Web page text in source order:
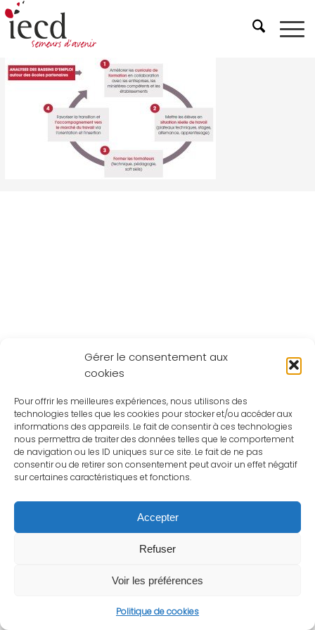
Gérer le consentement aux
cookies
Pour offrir les meilleures expériences, nous utilisons des
technologies telles que les cookies pour stocker et/ou accéder aux
informations des appareils. Le fait de consentir à ces technologies
nous permettra de traiter des données telles que le comportement
de navigation ou les ID uniques sur ce site. Le fait de ne pas
consentir ou de retirer son consentement peut avoir un effet négatif
sur certaines caractéristiques et fonctions.
Accepter
Refuser
Voir les préférences
Politique de cookies